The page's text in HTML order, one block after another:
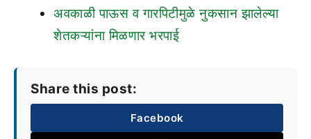
अवकाळी पाऊस व गारपिटीमुळे नुकसान झालेल्या
शेतकऱ्यांना मिळणार भरपाई
Share this post:
Facebook